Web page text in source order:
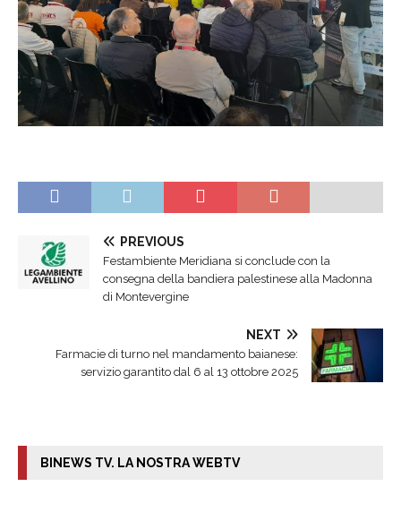
PREVIOUS
Festambiente Meridiana si conclude con la
consegna della bandiera palestinese alla Madonna
di Montevergine
NEXT
Farmacie di turno nel mandamento baianese:
servizio garantito dal 6 al 13 ottobre 2025
BINEWS TV. LA NOSTRA WEBTV